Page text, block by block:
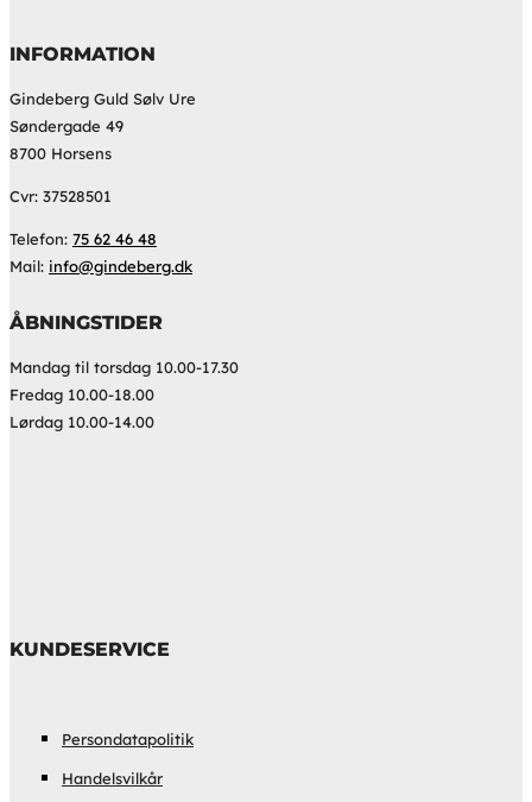
INFORMATION
Gindeberg Guld Sølv Ure
Søndergade 49
8700 Horsens
Cvr: 37528501
Telefon: 75 62 46 48
Mail: info@gindeberg.dk
ÅBNINGSTIDER
Mandag til torsdag 10.00-17.30
Fredag 10.00-18.00
Lørdag 10.00-14.00
KUNDESERVICE
Persondatapolitik
Handelsvilkår